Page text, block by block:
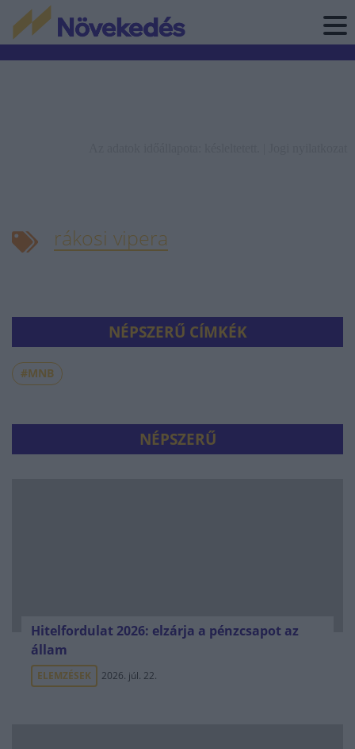
rákosi vipera
NÉPSZERŰ CÍMKÉK
#MNB
NÉPSZERŰ
Hitelfordulat 2026: elzárja a pénzcsapot az
állam
ELEMZÉSEK 2026. júl. 22.